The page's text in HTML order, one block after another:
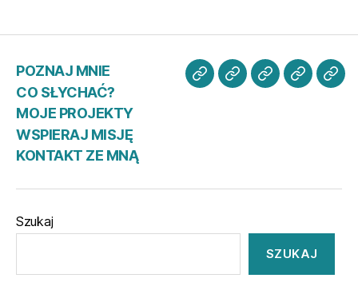
POZNAJ MNIE
CO SŁYCHAĆ?
MOJE PROJEKTY
WSPIERAJ MISJĘ
KONTAKT ZE MNĄ
POZNAJ
CO
MOJE
Szukaj
SZUKAJ